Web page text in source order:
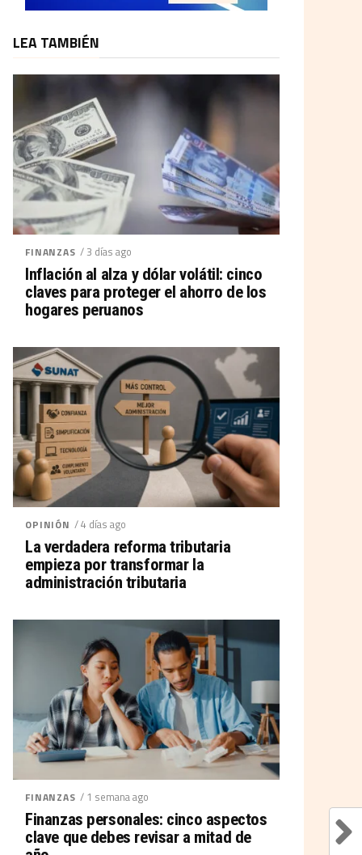
LEA TAMBIÉN
FINANZAS / 3 días ago
Inflación al alza y dólar volátil: cinco
claves para proteger el ahorro de los
hogares peruanos
OPINIÓN / 4 días ago
La verdadera reforma tributaria
empieza por transformar la
administración tributaria
FINANZAS / 1 semana ago
Finanzas personales: cinco aspectos
clave que debes revisar a mitad de